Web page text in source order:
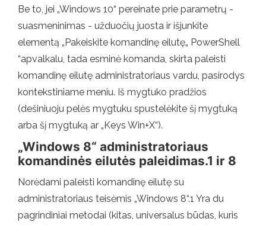
Be to, jei „Windows 10“ pereinate prie parametrų -
suasmeninimas - užduočių juosta ir išjunkite
elementą „Pakeiskite komandinę eilutę„ PowerShell
“apvalkalu, tada esminė komanda, skirta paleisti
komandinę eilutę administratoriaus vardu, pasirodys
kontekstiniame meniu. Iš mygtuko pradžios
(dešiniuoju pelės mygtuku spustelėkite šį mygtuką
arba šį mygtuką ar „Keys Win+X“).
„Windows 8“ administratoriaus
komandinės eilutės paleidimas.1 ir 8
Norėdami paleisti komandinę eilutę su
administratoriaus teisėmis „Windows 8“.1 Yra du
pagrindiniai metodai (kitas, universalus būdas, kuris